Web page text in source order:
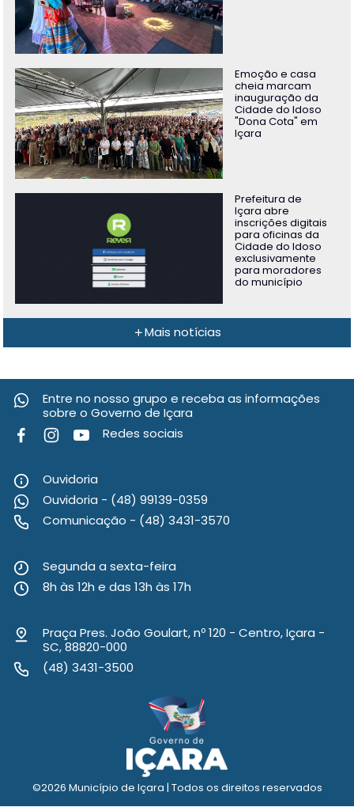
Emoção e casa
cheia marcam
inauguração da
Cidade do Idoso
"Dona Cota" em
Içara
Prefeitura de
Içara abre
inscrições digitais
para oficinas da
Cidade do Idoso
exclusivamente
para moradores
do município
Mais notícias
Entre no nosso grupo e receba as informações
sobre o Governo de Içara
Redes sociais
Ouvidoria
Ouvidoria - (48) 99139-0359
Comunicação - (48) 3431-3570
Segunda a sexta-feira
8h às 12h e das 13h às 17h
Praça Pres. João Goulart, nº 120 - Centro, Içara -
SC, 88820-000
(48) 3431-3500
©2026 Município de Içara | Todos os direitos reservados